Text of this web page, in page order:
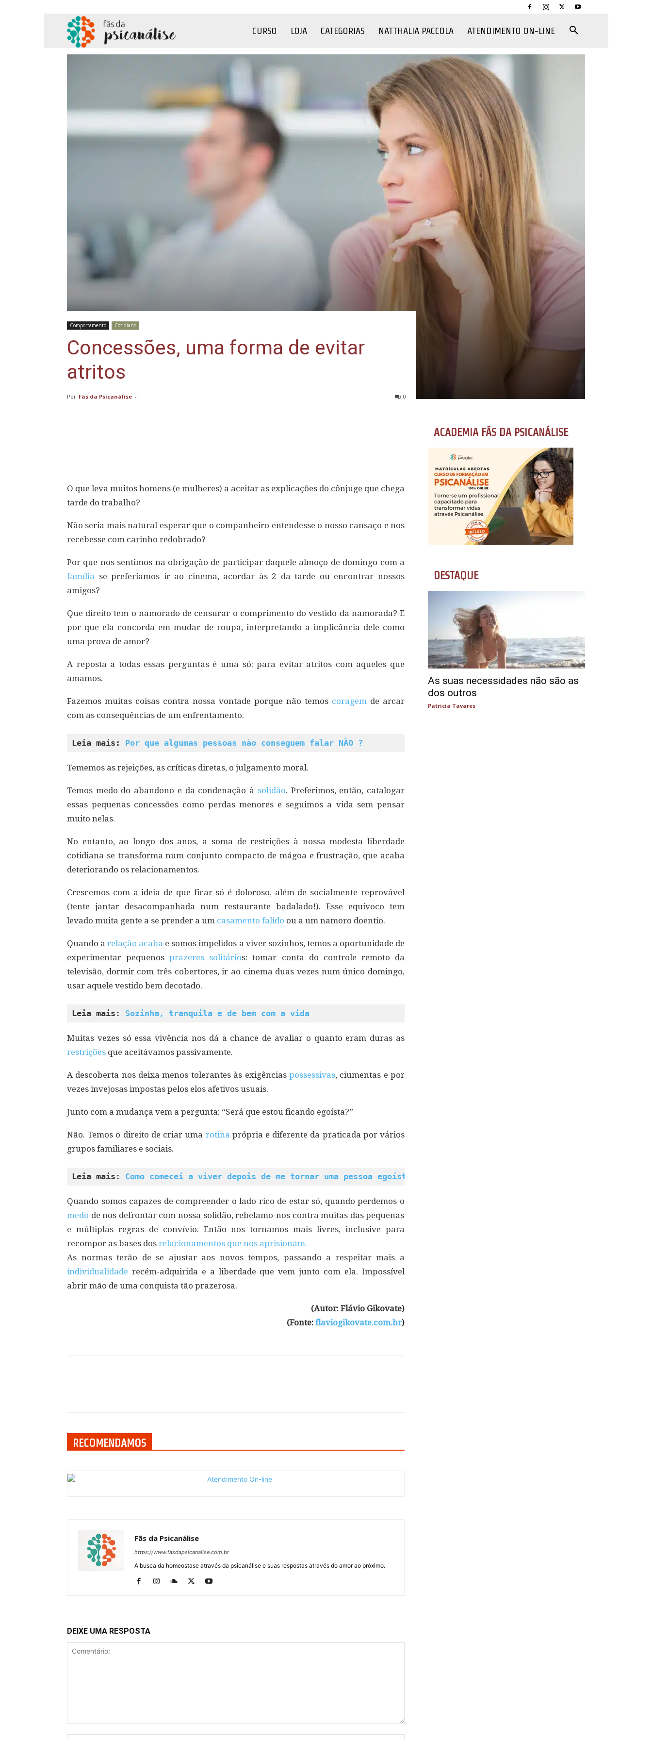
Psicanálise
CURSO LOJA CATEGORIAS NATTHALIA PACCOLA ATENDIMENTO ON-LINE
Comportamento Cotidiano
Concessões, uma forma de evitar
atritos
Por Fãs da Psicanálise - 0
O que leva muitos homens (e mulheres) a aceitar as explicações do cônjuge que chega
tarde do trabalho?
Não seria mais natural esperar que o companheiro entendesse o nosso cansaço e nos
recebesse com carinho redobrado?
Por que nos sentimos na obrigação de participar daquele almoço de domingo com a
família se preferíamos ir ao cinema, acordar às 2 da tarde ou encontrar nossos
amigos?
Que direito tem o namorado de censurar o comprimento do vestido da namorada? E
por que ela concorda em mudar de roupa, interpretando a implicância dele como
uma prova de amor?
A reposta a todas essas perguntas é uma só: para evitar atritos com aqueles que
amamos.
Fazemos muitas coisas contra nossa vontade porque não temos coragem de arcar
com as consequências de um enfrentamento.
Leia mais: Por que algumas pessoas não conseguem falar NÃO ?
Tememos as rejeições, as críticas diretas, o julgamento moral.
Temos medo do abandono e da condenação à solidão. Preferimos, então, catalogar
essas pequenas concessões como perdas menores e seguimos a vida sem pensar
muito nelas.
No entanto, ao longo dos anos, a soma de restrições à nossa modesta liberdade
cotidiana se transforma num conjunto compacto de mágoa e frustração, que acaba
deteriorando os relacionamentos.
Crescemos com a ideia de que ficar só é doloroso, além de socialmente reprovável
(tente jantar desacompanhada num restaurante badalado!). Esse equívoco tem
levado muita gente a se prender a um casamento falido ou a um namoro doentio.
Quando arelação acaba e somos impelidos a viver sozinhos, temos a oportunidade de
experimentar pequenosprazeres solitários: tomar conta do controle remoto da
televisão, dormir com três cobertores, ir ao cinema duas vezes num único domingo,
usar aquele vestido bem decotado.
Leia mais: Sozinha, tranquila e de bem com a vida
Muitas vezes só essa vivência nos dá a chance de avaliar o quanto eram duras as
restrições que aceitávamos passivamente.
A descoberta nos deixa menos tolerantes às exigênciaspossessivas, ciumentas e por
vezes invejosas impostas pelos elos afetivos usuais.
Junto com a mudança vem a pergunta: “Será que estou ficando egoísta?”
Não. Temos o direito de criar uma rotina própria e diferente da praticada por vários
grupos familiares e sociais.
Leia mais: Como comecei a viver depois de me tornar uma pessoa egoísta
Quando somos capazes de compreender o lado rico de estar só, quando perdemos o
medo de nos defrontar com nossa solidão, rebelamo-nos contra muitas das pequenas
e múltiplas regras de convívio. Então nos tornamos mais livres, inclusive para
recompor as bases dos relacionamentos que nos aprisionam.
As normas terão de se ajustar aos novos tempos, passando a respeitar mais a
individualidade recém-adquirida e a liberdade que vem junto com ela. Impossível
abrir mão de uma conquista tão prazerosa.
(Autor: Flávio Gikovate)
(Fonte: flaviogikovate.com.br)
RECOMENDAMOS
Fãs da Psicanálise
https://www.fasdapsicanalise.com.br
A busca da homeostase através da psicanálise e suas respostas através do amor ao próximo.
DEIXE UMA RESPOSTA
ACADEMIA FÃS DA PSICANÁLISE
DESTAQUE
As suas necessidades não são as
dos outros
Patricia Tavares